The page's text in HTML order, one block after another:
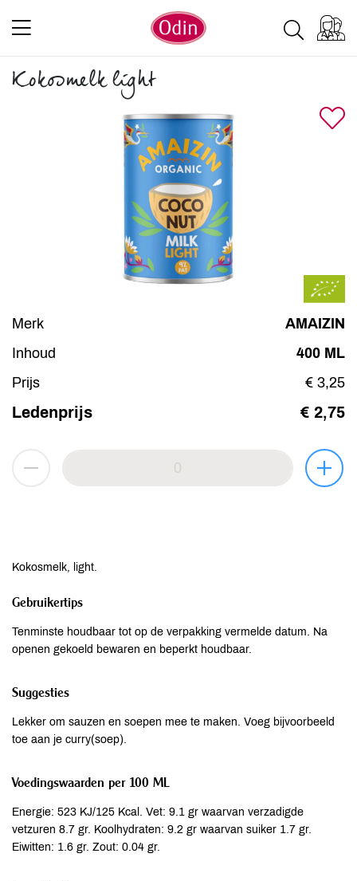
Kokosmelk light
Merk
AMAIZIN
Inhoud
400 ML
Prijs
€ 3,25
Ledenprijs € 2,75
Kokosmelk, light.
Gebruikertips
Tenminste houdbaar tot op de verpakking vermelde datum. Na
openen gekoeld bewaren en beperkt houdbaar.
Suggesties
Lekker om sauzen en soepen mee te maken. Voeg bijvoorbeeld
toe aan je curry(soep).
Voedingswaarden per 100 ML
Energie: 523 KJ/125 Kcal. Vet: 9.1 gr waarvan verzadigde
vetzuren 8.7 gr. Koolhydraten: 9.2 gr waarvan suiker 1.7 gr.
Eiwitten: 1.6 gr. Zout: 0.04 gr.